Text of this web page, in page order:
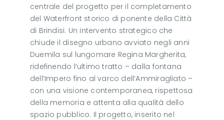
centrale del progetto per il completamento
del Waterfront storico di ponente della Città
di Brindisi. Un intervento strategico che
chiude il disegno urbano avviato negli anni
Duemila sul lungomare Regina Margherita,
ridefinendo l’ultimo tratto – dalla fontana
dell’Impero fino al varco dell’Ammiragliato –
con una visione contemporanea, rispettosa
della memoria e attenta alla qualità dello
spazio pubblico. Il progetto, inserito nel